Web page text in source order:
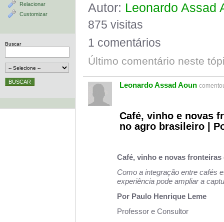
Relacionar
Customizar
Buscar
Autor: Leonardo Assad
875 visitas
1 comentários
Último comentário neste
Leonardo Assad Aoun
Café, vinho e novas
no agro brasileiro |
Café, vinho e novas
Como a integração entre cafés
experiência pode ampliar a
Por Paulo Henrique Leme
Professor e Consultor